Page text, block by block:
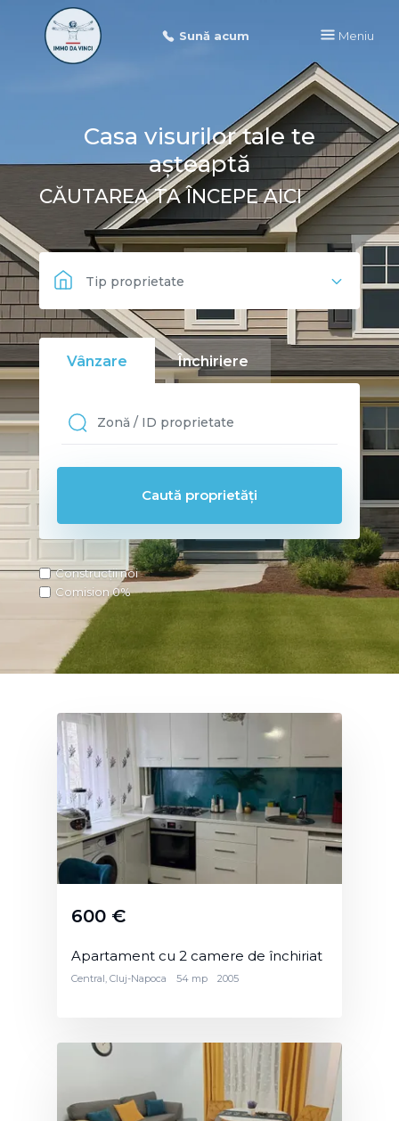
Sună acum Meniu
Casa visurilor tale te
așteaptă
CĂUTAREA TA ÎNCEPE AICI
Tip proprietate
Vânzare Închiriere
Construcții noi
Comision 0%
Apartament cu 2 camere de închiriat
600 €
Central, Cluj-Napoca 54 mp 2005